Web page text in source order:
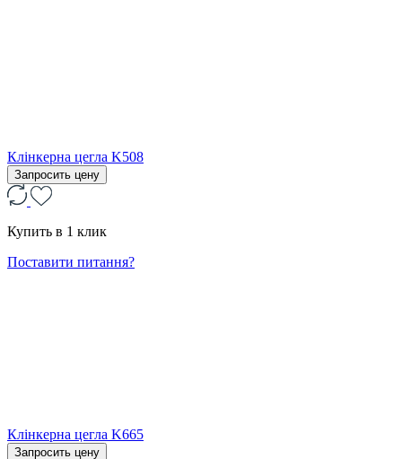
Клінкерна цегла K508
Запросить цену
Купить в 1 клик
Поставити питання?
Клінкерна цегла K665
Запросить цену